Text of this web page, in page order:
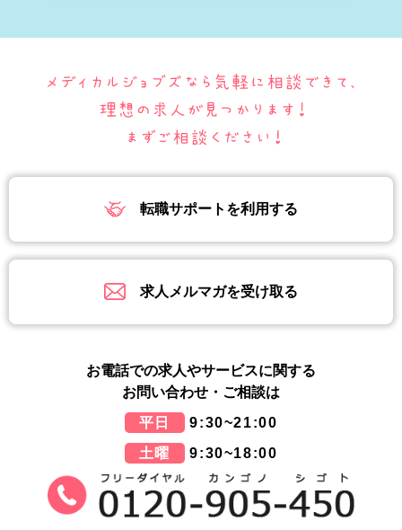
転職サポートを利用する
求人メルマガを受け取る
お電話での求人やサービスに関する
お問い合わせ・ご相談は
平日
9:30~21:00
土曜
9:30~18:00